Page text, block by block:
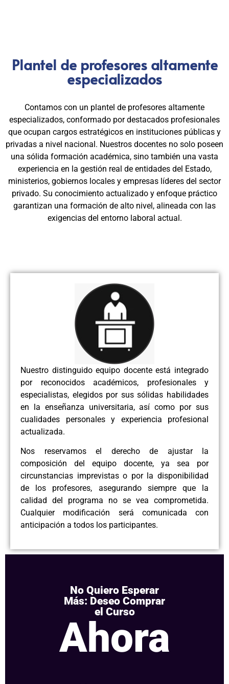
Plantel de profesores altamente
especializados
Contamos con un plantel de profesores altamente
especializados, conformado por destacados profesionales
que ocupan cargos estratégicos en instituciones públicas y
privadas a nivel nacional. Nuestros docentes no solo poseen
una sólida formación académica, sino también una vasta
experiencia en la gestión real de entidades del Estado,
ministerios, gobiernos locales y empresas líderes del sector
privado. Su conocimiento actualizado y enfoque práctico
garantizan una formación de alto nivel, alineada con las
exigencias del entorno laboral actual.
Nuestro distinguido equipo docente está integrado
por reconocidos académicos, profesionales y
especialistas, elegidos por sus sólidas habilidades
en la enseñanza universitaria, así como por sus
cualidades personales y experiencia profesional
actualizada.
Nos reservamos el derecho de ajustar la
composición del equipo docente, ya sea por
circunstancias imprevistas o por la disponibilidad
de los profesores, asegurando siempre que la
calidad del programa no se vea comprometida.
Cualquier modificación será comunicada con
anticipación a todos los participantes.
No Quiero Esperar
Más: Deseo Comprar
el Curso
Ahora